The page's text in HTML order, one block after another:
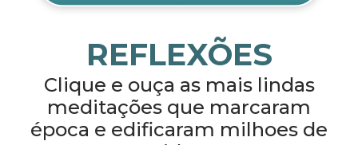
REFLEXÕES
Clique e ouça as mais lindas
meditações que marcaram
época e edificaram milhoes de